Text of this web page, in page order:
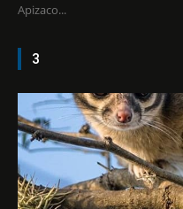
Apizaco...
3